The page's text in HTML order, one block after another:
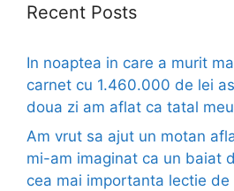
Recent Posts
In noaptea in care a murit
carnet cu 1.460.000 de lei
doua zi am aflat ca tatal
Am vrut sa ajut un motan
mi-am imaginat ca un baiat
cea mai importanta lectie de